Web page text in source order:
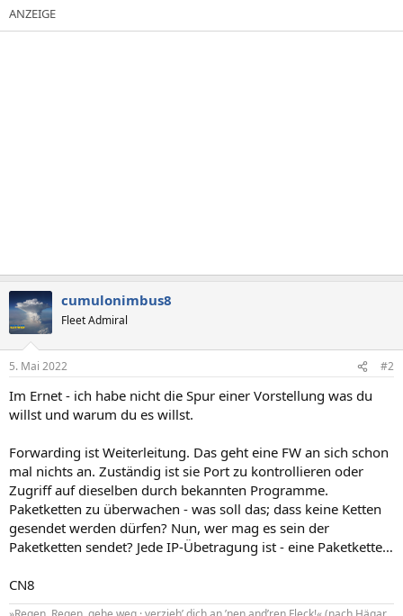
cumulonimbus8
Fleet Admiral
5. Mai 2022 #2
Im Ernet - ich habe nicht die Spur einer Vorstellung was du
willst und warum du es willst.
Forwarding ist Weiterleitung. Das geht eine FW an sich schon
mal nichts an. Zuständig ist sie Port zu kontrollieren oder
Zugriff auf dieselben durch bekannten Programme.
Paketketten zu überwachen - was soll das; dass keine Ketten
gesendet werden dürfen? Nun, wer mag es sein der
Paketketten sendet? Jede IP-Übetragung ist - eine Paketkette…
CN8